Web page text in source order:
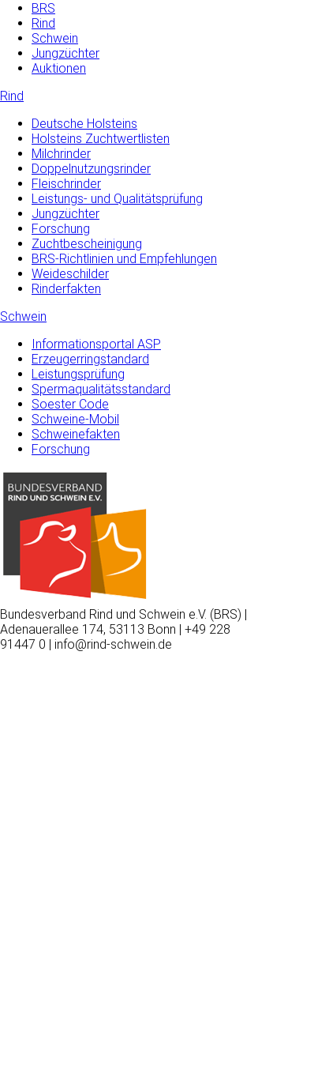
BRS
Rind
Schwein
Jungzüchter
Auktionen
Rind
Deutsche Holsteins
Holsteins Zuchtwertlisten
Milchrinder
Doppelnutzungsrinder
Fleischrinder
Leistungs- und Qualitätsprüfung
Jungzüchter
Forschung
Zuchtbescheinigung
BRS-Richtlinien und Empfehlungen
Weideschilder
Rinderfakten
Schwein
Informationsportal ASP
Erzeugerringstandard
Leistungsprüfung
Spermaqualitätsstandard
Soester Code
Schweine-Mobil
Schweinefakten
Forschung
Bundesverband Rind und Schwein e.V. (BRS) |
Adenauerallee 174, 53113 Bonn | +49 228
91447 0 | info@rind-schwein.de